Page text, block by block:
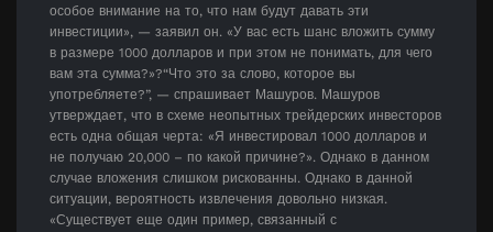
особое внимание на то, что нам будут давать эти
инвестиции», — заявил он. «У вас есть шанс вложить сумму
в размере 1000 долларов и при этом не понимать, для чего
вам эта сумма?»?“Что это за слово, которое вы
употребляете?”, — спрашивает Машуров. Машуров
утверждает, что в схеме неопытных трейдерских инвесторов
есть одна общая черта: «Я инвестировал 1000 долларов и
не получаю 20,000 – по какой причине?». Однако в данном
случае вложения слишком рискованны. Однако в данной
ситуации, вероятность извлечения довольно низкая.
«Существует еще один пример, связанный с